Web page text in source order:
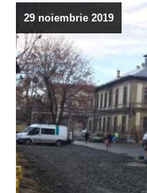
29 noiembrie 2019